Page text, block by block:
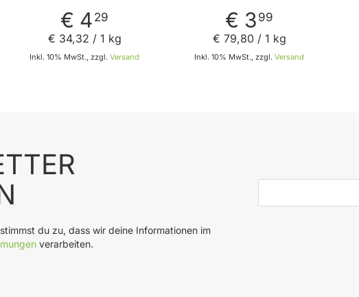
€ 4 29
Inkl. 10% MwSt., zzgl. Versand
€ 34,32 / 1 kg
€ 3 99
Inkl. 10% MwSt., zzgl. Versand
€ 79,80/ 1 kg
du zu, dass wir deine Informationen im
verarbeiten.